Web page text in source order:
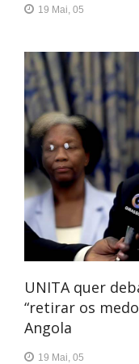
19 Mai, 05
UNITA quer
“retirar os
Angola
19 Mai, 05